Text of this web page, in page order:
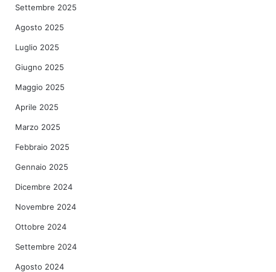
Settembre 2025
Agosto 2025
Luglio 2025
Giugno 2025
Maggio 2025
Aprile 2025
Marzo 2025
Febbraio 2025
Gennaio 2025
Dicembre 2024
Novembre 2024
Ottobre 2024
Settembre 2024
Agosto 2024